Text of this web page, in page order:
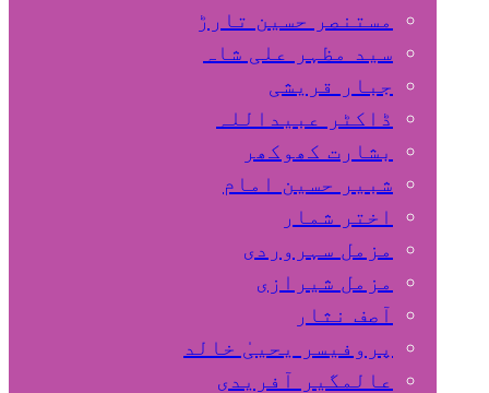
مستنصر حسین تارڑ
سید مظہر علی شاہ
جبار قریشی
ڈاکٹر عبیداللہ
بشارت کھوکھر
شبیر حسین امام
اختر شمار
مزمل سہروردی
مزمل شیرازی
آصف نثار
پروفیسر یحییٰ خالد
عالمگیر آفریدی